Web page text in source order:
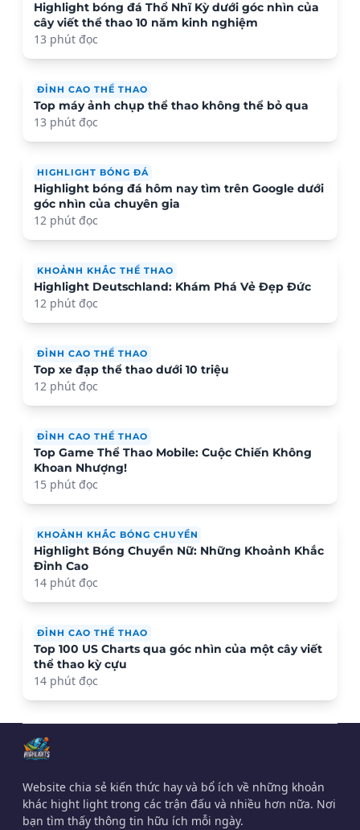
Highlight bóng đá Thổ Nhĩ Kỳ dưới góc nhìn của
cây viết thể thao 10 năm kinh nghiệm
13 phút đọc
ĐỈNH CAO THỂ THAO
Top máy ảnh chụp thể thao không thể bỏ qua
13 phút đọc
HIGHLIGHT BÓNG ĐÁ
Highlight bóng đá hôm nay tìm trên Google dưới
góc nhìn của chuyên gia
12 phút đọc
KHOẢNH KHẮC THỂ THAO
Highlight Deutschland: Khám Phá Vẻ Đẹp Đức
12 phút đọc
ĐỈNH CAO THỂ THAO
Top xe đạp thể thao dưới 10 triệu
12 phút đọc
ĐỈNH CAO THỂ THAO
Top Game Thể Thao Mobile: Cuộc Chiến Không
Khoan Nhượng!
15 phút đọc
KHOẢNH KHẮC BÓNG CHUYỀN
Highlight Bóng Chuyền Nữ: Những Khoảnh Khắc
Đỉnh Cao
14 phút đọc
ĐỈNH CAO THỂ THAO
Top 100 US Charts qua góc nhìn của một cây viết
thể thao kỳ cựu
14 phút đọc
Website chia sẻ kiến thức hay và bổ ích về những khoản
khác hight light trong các trận đấu và nhiều hơn nữa. Nơi
bạn tìm thấy thông tin hữu ích mỗi ngày.